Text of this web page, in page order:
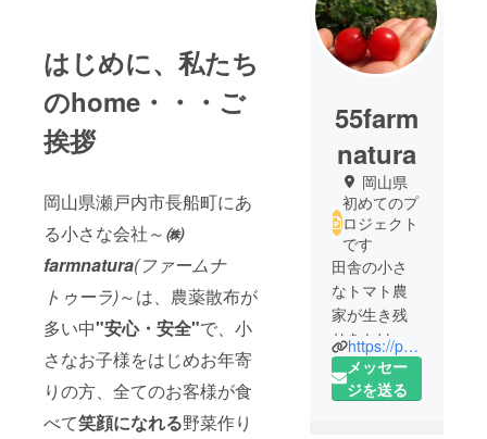
はじめに、私たち
のhome・・・ご
挨拶
岡山県瀬戸内市長船町にあ
る小さな会社～㈱
farmnatura(ファームナ
トゥーラ)～は、農薬散布が
多い中"安心・安全"で、小
さなお子様をはじめお年寄
りの方、全てのお客様が食
べて笑顔になれる野菜作り
55farm
natura
岡山県
初めてのプ
ロジェクト
です
田舎の小さ
なトマト農
家が生き残
りをかけて
の挑戦‼コロ
ナで主要取
https://proceed-okayama.com/
メッセー
ジを送る